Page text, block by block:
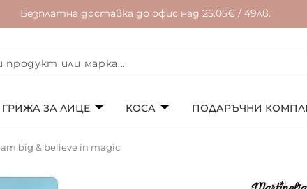
Безплатна доставка до офис над 25.05€ / 49лв.
ГРИЖА ЗА ЛИЦЕ КОСА ПОДАРЪЧНИ
big & believe in magic